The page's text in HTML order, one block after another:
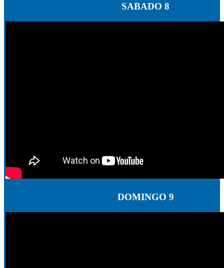
SABADO 8
DOMINGO 9